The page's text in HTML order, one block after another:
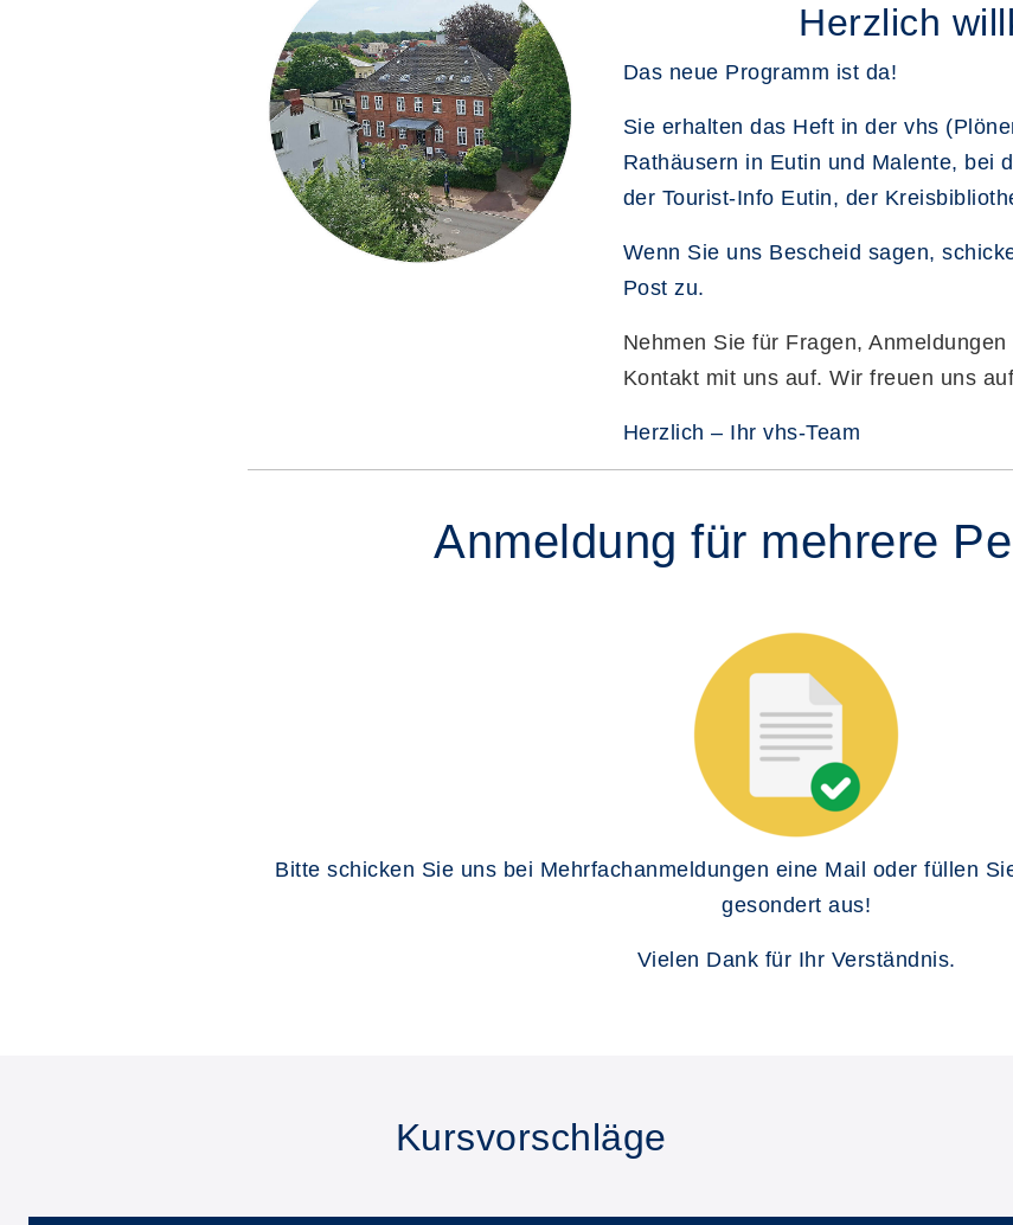
Herzlich
Das neue Programm ist da!
Sie erhalten das Heft in der vhs
Rathäusern in Eutin und Malente, bei
der Tourist-Info Eutin, der
Wenn Sie uns Bescheid sagen,
Post zu.
Nehmen Sie für Fragen,
Kontakt mit uns auf. Wir freuen uns
Herzlich – Ihr vhs-Team
Anmeldung für mehrere
Bitte schicken Sie uns bei Mehrfachanmeldungen eine Mail oder füllen
gesondert aus!
Vielen Dank für Ihr Verständnis.
Kursvorschläge